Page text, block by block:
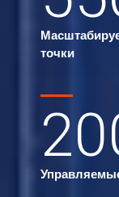
точки